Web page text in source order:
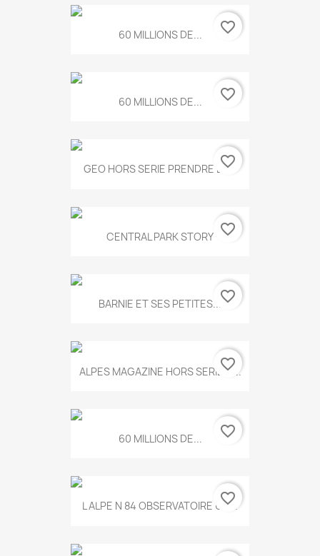
60 MILLIONS DE... favorite_border
60 MILLIONS DE... favorite_border
GEO HORS SERIE PRENDRE LE...
favorite_border
CENTRAL PARK STORY favorite_border
BARNIE ET SES PETITES...favorite_border
ALPES MAGAZINE HORS SERIE N...
favorite_border
60 MILLIONS DE... favorite_border
L ALPE N 84 OBSERVATOIRE UN...
favorite_border